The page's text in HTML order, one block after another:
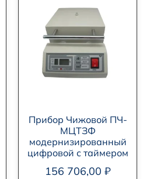
Прибор Чижовой ПЧ-
МЦТЗФ
модернизированный
цифровой с таймером
156 706,00 ₽